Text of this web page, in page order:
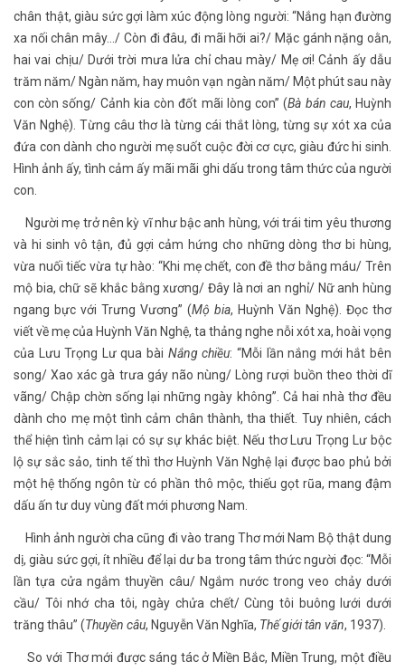
chân thật, giàu sức gợi làm xúc động lòng người: “Nắng hạn đường
xa nối chân mây…/ Còn đi đâu, đi mãi hỡi ai?/ Mặc gánh nặng oằn,
hai vai chịu/ Dưới trời mưa lửa chỉ chau mày/ Mẹ ơi! Cảnh ấy dẫu
trăm năm/ Ngàn năm, hay muôn vạn ngàn năm/ Một phút sau này
con còn sống/ Cảnh kia còn đốt mãi lòng con” (Bà bán cau, Huỳnh
Văn Nghệ). Từng câu thơ là từng cái thắt lòng, từng sự xót xa của
đứa con dành cho người mẹ suốt cuộc đời cơ cực, giàu đức hi sinh.
Hình ảnh ấy, tình cảm ấy mãi mãi ghi dấu trong tâm thức của người
con.
Người mẹ trở nên kỳ vĩ như bậc anh hùng, với trái tim yêu thương
và hi sinh vô tận, đủ gợi cảm hứng cho những dòng thơ bi hùng,
vừa nuối tiếc vừa tự hào: “Khi mẹ chết, con đề thơ bằng máu/ Trên
mộ bia, chữ sẽ khắc bằng xương/ Đây là nơi an nghỉ/ Nữ anh hùng
ngang bực với Trưng Vương” (Mộ bia, Huỳnh Văn Nghệ). Đọc thơ
viết về mẹ của Huỳnh Văn Nghệ, ta thảng nghe nỗi xót xa, hoài vọng
của Lưu Trọng Lư qua bài Nắng chiều: “Mỗi lần nắng mới hắt bên
song/ Xao xác gà trưa gáy não nùng/ Lòng rượi buồn theo thời dĩ
vãng/ Chập chờn sống lại những ngày không”. Cả hai nhà thơ đều
dành cho mẹ một tình cảm chân thành, tha thiết. Tuy nhiên, cách
thể hiện tình cảm lại có sự sự khác biệt. Nếu thơ Lưu Trọng Lư bộc
lộ sự sắc sảo, tinh tế thì thơ Huỳnh Văn Nghệ lại được bao phủ bởi
một hệ thống ngôn từ có phần thô mộc, thiếu gọt rũa, mang đậm
dấu ấn tư duy vùng đất mới phương Nam.
Hình ảnh người cha cũng đi vào trang Thơ mới Nam Bộ thật dung
dị, giàu sức gợi, ít nhiều để lại dư ba trong tâm thức người đọc: “Mỗi
lần tựa cửa ngắm thuyền câu/ Ngắm nước trong veo chảy dưới
cầu/ Tôi nhớ cha tôi, ngày chửa chết/ Cùng tôi buông lưới dưới
trăng thâu” (Thuyền câu, Nguyễn Văn Nghĩa, Thế giới tân văn, 1937).
So với Thơ mới được sáng tác ở Miền Bắc, Miền Trung, một điều